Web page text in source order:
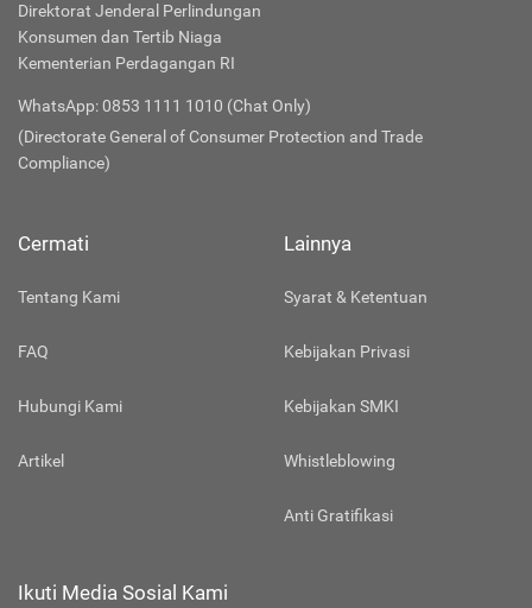
Direktorat Jenderal Perlindungan
Konsumen dan Tertib Niaga
Kementerian Perdagangan RI
WhatsApp: 0853 1111 1010 (Chat Only)
(Directorate General of Consumer Protection and Trade
Compliance)
Cermati
Tentang Kami
FAQ
Hubungi Kami
Artikel
Lainnya
Syarat & Ketentuan
Kebijakan Privasi
Kebijakan SMKI
Whistleblowing
Anti Gratifikasi
Ikuti Media Sosial Kami